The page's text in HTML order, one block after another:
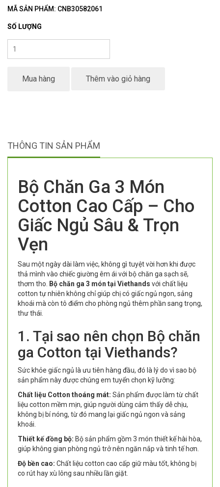
MÃ SẢN PHẨM: CNB30582061
SỐ LƯỢNG
Mua hàng Thêm vào giỏ hàng
THÔNG TIN SẢN PHẨM
Bộ Chăn Ga 3 Món
Cotton Cao Cấp – Cho
Giấc Ngủ Sâu & Trọn
Vẹn
Sau một ngày dài làm việc, không gì tuyệt vời hơn khi được
thả mình vào chiếc giường êm ái với bộ chăn ga sạch sẽ,
thơm tho. Bộ chăn ga 3 món tại Viethands với chất liệu
cotton tự nhiên không chỉ giúp chị có giấc ngủ ngon, sảng
khoái mà còn tô điểm cho phòng ngủ thêm phần sang trọng,
thư thái.
1. Tại sao nên chọn Bộ chăn
ga Cotton tại Viethands?
Sức khỏe giấc ngủ là ưu tiên hàng đầu, đó là lý do vì sao bộ
sản phẩm này được chúng em tuyển chọn kỹ lưỡng:
Chất liệu Cotton thoáng mát: Sản phẩm được làm từ chất
liệu cotton mềm mịn, giúp người dùng cảm thấy dễ chịu,
không bị bí nóng, từ đó mang lại giấc ngủ ngon và sảng
khoái.
Thiết kế đồng bộ: Bộ sản phẩm gồm 3 món thiết kế hài hòa,
giúp không gian phòng ngủ trở nên ngăn nắp và tinh tế hơn.
Độ bền cao: Chất liệu cotton cao cấp giữ màu tốt, không bị
co rút hay xù lông sau nhiều lần giặt.